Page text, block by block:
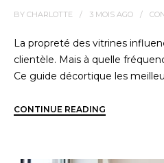
BY CHARLOTTE 3 MOIS AGO
La propreté des vitrines
clientèle. Mais à quelle
Ce guide décortique les
CONTINUE READING